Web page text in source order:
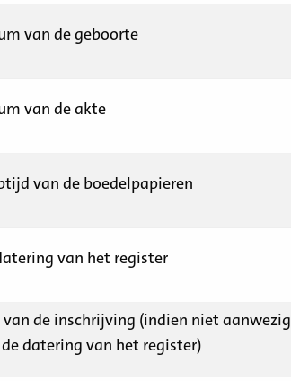
van de geboorte
van de akte
van de boedelpapieren
van het register
van de inschrijving (indien niet aanwezig
datering van het register)